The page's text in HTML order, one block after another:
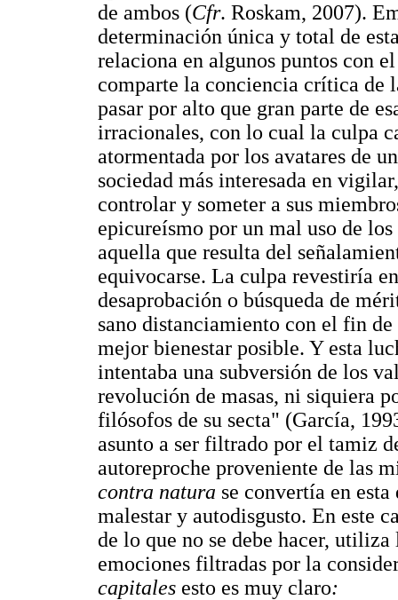
de ambos (Cfr. Roskam, 2007).
determinación única y total de
relaciona en algunos puntos con
comparte la conciencia crítica de
pasar por alto que gran parte de
irracionales, con lo cual la culpa
atormentada por los avatares de
sociedad más interesada en
controlar y someter a sus
epicureísmo por un mal uso de
aquella que resulta del
equivocarse. La culpa revestiría
desaprobación o búsqueda de
sano distanciamiento con el fin
mejor bienestar posible. Y esta
intentaba una subversión de los
revolución de masas, ni siquiera
filósofos de su secta" (García,
asunto a ser filtrado por el tamiz
autoreproche proveniente de las
contra natura se convertía en
malestar y autodisgusto. En este
de lo que no se debe hacer,
emociones filtradas por la
capitales esto es muy claro: